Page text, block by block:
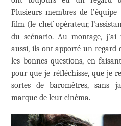
Plusieurs membres de
film (le chef opérateur,
du scénario. Au montage,
aussi, ils ont apporté un regard
les bonnes questions, en
pour que je réfléchisse, que je
sortes de baromètres, sans
marque de leur cinéma.